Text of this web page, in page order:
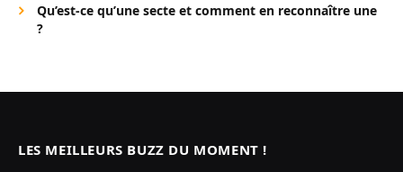
Qu’est-ce qu’une secte et comment en reconnaître une
?
LES MEILLEURS BUZZ DU MOMENT !